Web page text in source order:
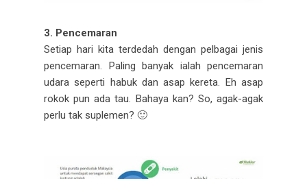
3. Pencemaran
Setiap hari kita terdedah dengan pelbagai jenis
pencemaran. Paling banyak ialah pencemaran
udara seperti habuk dan asap kereta. Eh asap
rokok pun ada tau. Bahaya kan? So, agak-agak
perlu tak suplemen? 🙂